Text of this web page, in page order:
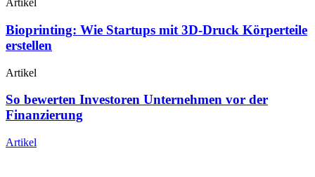
Artikel
Bioprinting: Wie Startups mit 3D-Druck Körperteile
erstellen
Artikel
So bewerten Investoren Unternehmen vor der
Finanzierung
Artikel